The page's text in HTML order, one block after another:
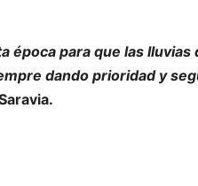
época para que las
dando prioridad y